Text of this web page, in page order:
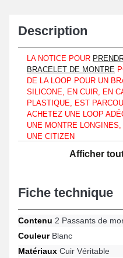
Description
LA NOTICE POUR
BRACELET DE MONTRE
DE LA LOOP POUR UN
SILICONE, EN CUIR, EN
PLASTIQUE, EST
ACHETEZ UNE LOOP
UNE MONTRE
UNE CITIZEN
Conservez totalement un
horlogers de bracelet
montre que vous souhaitez
Calvin Klein, Guess ou même
d'un bracelet silicone ou
montre est fabriqué en cuir
homme comme femme. Sur
automatique, le beau passant
Afficher
Fiche technique
Contenu 2 Passants de
CouleurBlanc
Matériaux Cuir Véritable